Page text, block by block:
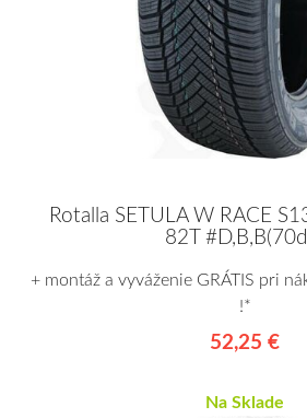
Rotalla SETULA W RACE
82T
+ montáž a vyváženie GRÁTIS pri
!*
52,25 €
Na Sklade